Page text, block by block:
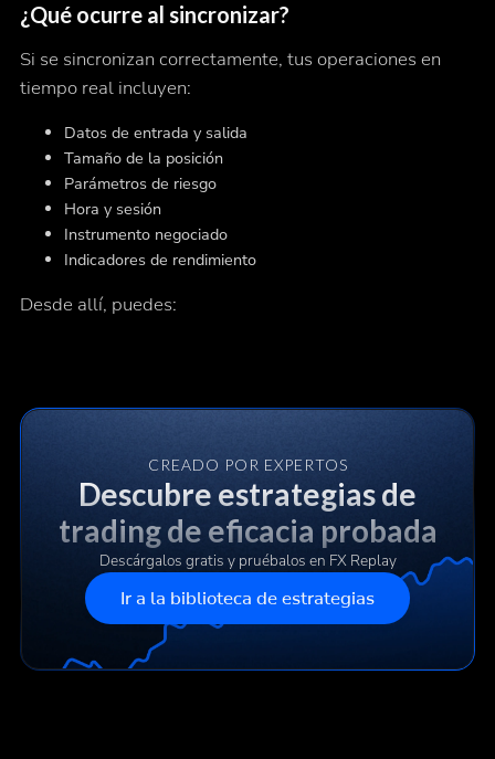
¿Qué ocurre al sincronizar?
Si se sincronizan correctamente, tus operaciones en
tiempo real incluyen:
Datos de entrada y salida
Tamaño de la posición
Parámetros de riesgo
Hora y sesión
Instrumento negociado
Indicadores de rendimiento
Desde allí, puedes:
CREADO POR EXPERTOS
Descubre estrategias de
trading de eficacia probada
Descárgalos gratis y pruébalos en FX Replay
Ir a la biblioteca de estrategias